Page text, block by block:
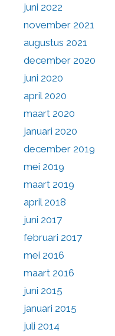
juni 2022
november 2021
augustus 2021
december 2020
juni 2020
april 2020
maart 2020
januari 2020
december 2019
mei 2019
maart 2019
april 2018
juni 2017
februari 2017
mei 2016
maart 2016
juni 2015
januari 2015
juli 2014